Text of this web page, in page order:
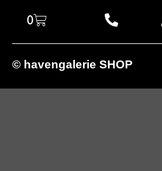
© havengalerie SHOP
0